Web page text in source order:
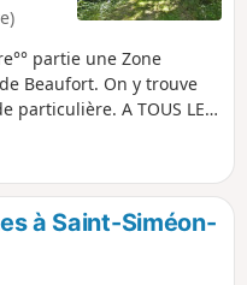
partie une Zone
Beaufort. On y trouve
particulière. A TOUS LES
indiquant l'emplacement
à Saint-Siméon-